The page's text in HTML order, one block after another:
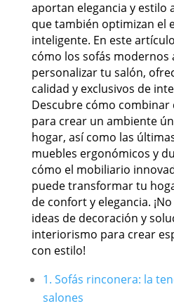
aportan elegancia y estilo
que también optimizan el
inteligente. En este
cómo los sofás modernos
personalizar tu salón,
calidad y exclusivos de
Descubre cómo combinar
para crear un ambiente
hogar, así como las
muebles ergonómicos y
cómo el mobiliario
puede transformar tu
de confort y elegancia.
ideas de decoración y
interiorismo para crear
con estilo!
1. Sofás rinconera: la
salones